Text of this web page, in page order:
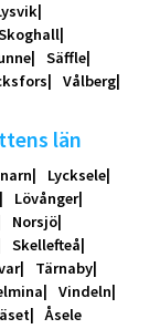
Säffle
Vålberg
län
Lycksele
Lövånger
Norsjö
Skellefteå
Tärnaby
Vindeln
Åsele